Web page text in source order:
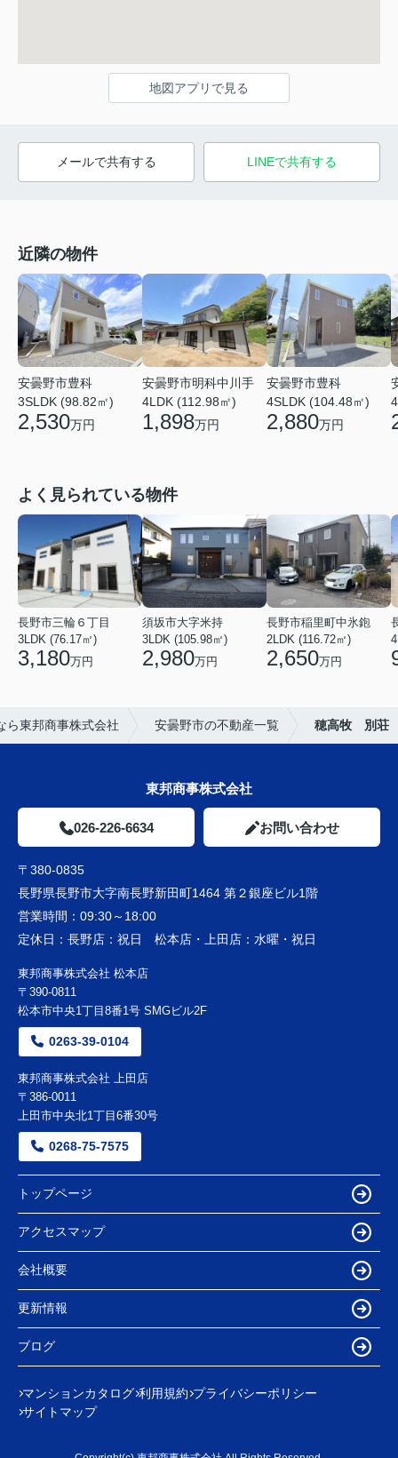
地図アプリで見る
メールで共有する LINEで共有する
近隣の物件
安曇野市豊科
3SLDK (98.82㎡)
2,530万円
安曇野市明科中川手
4LDK (112.98㎡)
1,898万円
安曇野市豊科
4SLDK (104.48㎡)
2,880万円
よく見られている物件
長野市三輪６丁目
3LDK (76.17㎡)
3,180万円
須坂市大字米持
3LDK (105.98㎡)
2,980万円
長野市稲里町中氷鉋
2LDK (116.72㎡)
2,650万円
ら東邦商事株式会社 安曇野市の不動産一覧 穂高牧 別荘
東邦商事株式会社
026-226-6634 お問い合わせ
〒380-0835
長野県長野市大字南長野新田町1464 第２銀座ビル1階
営業時間： 09:30～18:00
定休日： 長野店：祝日 松本店・上田店：水曜・祝日
東邦商事株式会社 松本店
〒390-0811
松本市中央1丁目8番1号 SMGビル2F
0263-39-0104
東邦商事株式会社 上田店
〒386-0011
上田市中央北1丁目6番30号
0268-75-7575
トップページ
アクセスマップ
会社概要
更新情報
ブログ
マンションカタログ 利用規約 プライバシーポリシー
サイトマップ